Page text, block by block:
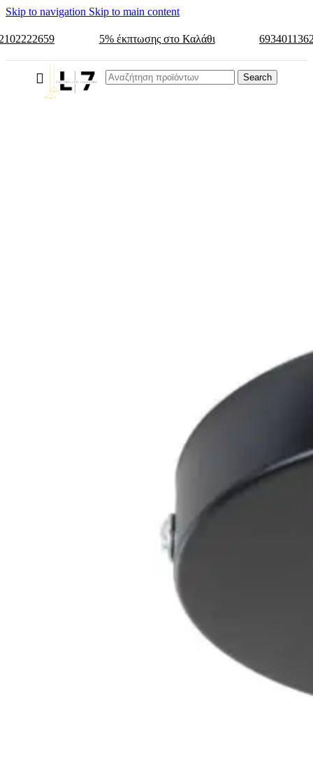
Skip to navigation Skip to main content
5% έκπτωσης στο Καλάθι
Search